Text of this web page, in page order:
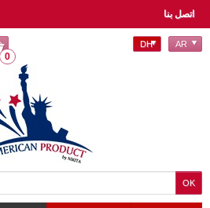
اتصل بنا
0
DH AR